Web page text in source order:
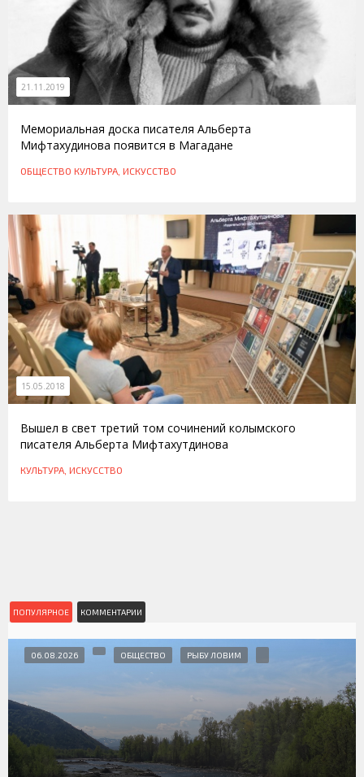
21.11.2019
Мемориальная доска писателя Альберта
Мифтахудинова появится в Магадане
ОБЩЕСТВО КУЛЬТУРА, ИСКУССТВО
15.05.2018
Вышел в свет третий том сочинений колымского
писателя Альберта Мифтахутдинова
КУЛЬТУРА, ИСКУССТВО
ПОПУЛЯРНОЕ КОММЕНТАРИИ
06.08.2026 ОБЩЕСТВО РЫБУ ЛОВИМ